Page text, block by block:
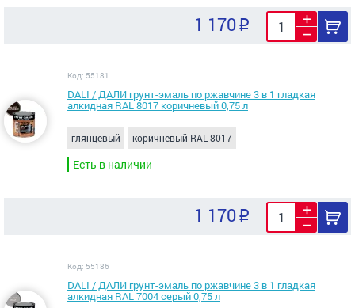
1 170
Код: 55181
DALI / ДАЛИ грунт-эмаль по ржавчине 3 в 1 гладкая
алкидная RAL 8017 коричневый 0,75 л
глянцевый коричневый RAL 8017
Есть в наличии
1 170
Код: 55186
DALI / ДАЛИ грунт-эмаль по ржавчине 3 в 1 гладкая
алкидная RAL 7004 серый 0,75 л